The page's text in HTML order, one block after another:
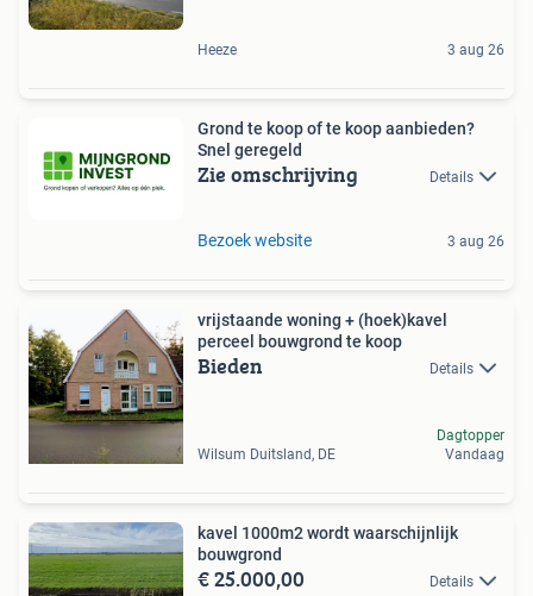
Heeze 3 aug 26
Grond te koop of te koop aanbieden?
Snel geregeld
Zie omschrijving Details
Bezoek website 3 aug 26
vrijstaande woning + (hoek)kavel
perceel bouwgrond te koop
Bieden Details
Wilsum Duitsland, DE
Dagtopper
Vandaag
kavel 1000m2 wordt waarschijnlijk
bouwgrond
€ 25.000,00 Details